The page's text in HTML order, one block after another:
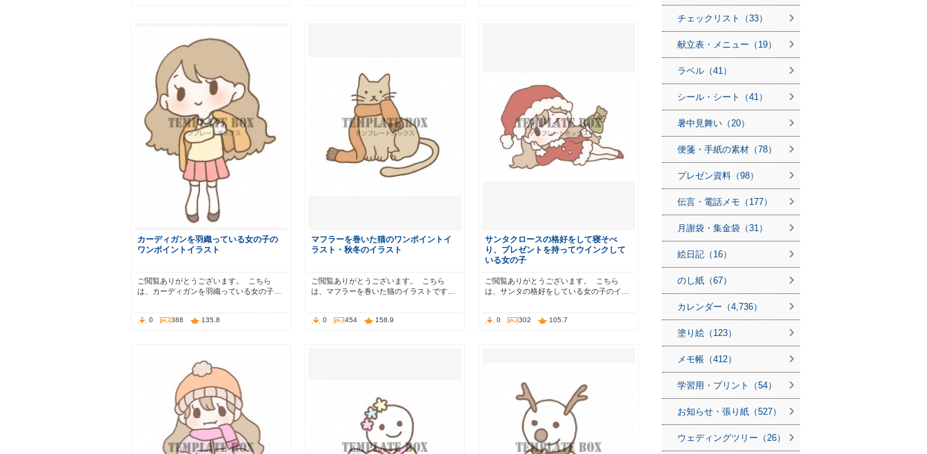
カーディガンを羽織っている女の子の
ワンポイントイラスト
ご閲覧ありがとうございます。 こちら
は、カーディガンを羽織っている女の子…
0 388 135.8
マフラーを巻いた猫のワンポイントイ
ラスト・秋冬のイラスト
ご閲覧ありがとうございます。 こちら
は、マフラーを巻いた猫のイラストです…
0 454 158.9
サンタクロースの格好をして寝そべ
り、プレゼントを持ってウインクして
いる女の子
ご閲覧ありがとうございます。 こちら
は、サンタの格好をしている女の子のイ…
0 302 105.7
チェックリスト（33）
献立表・メニュー（19）
ラベル（41）
シール・シート（41）
暑中見舞い（20）
便箋・手紙の素材（78）
プレゼン資料（98）
伝言・電話メモ（177）
月謝袋・集金袋（31）
絵日記（16）
のし紙（67）
カレンダー（4,736）
塗り絵（123）
メモ帳（412）
学習用・プリント（54）
お知らせ・張り紙（527）
ウェディングツリー（26）